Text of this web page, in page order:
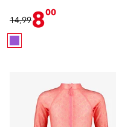
14,99800